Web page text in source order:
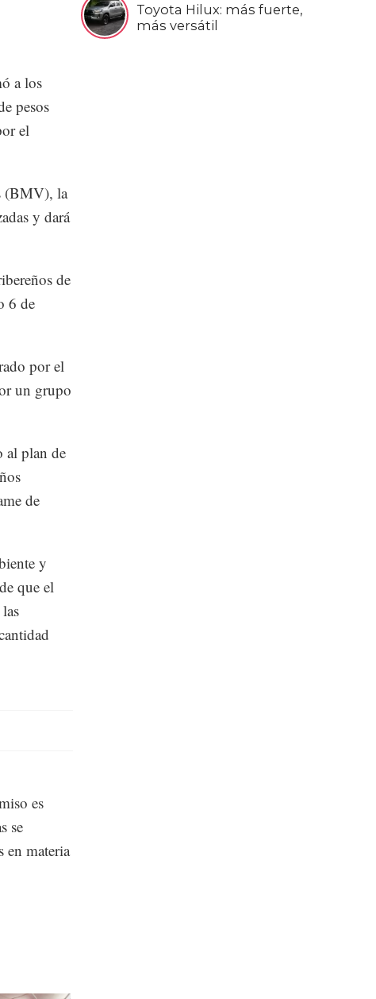
Toyota Hilux: más fuerte,
más versátil
a los
pesos
el
(BMV), la
y dará
de
6 de
por el
un grupo
al plan de
de
y
que el
es
se
en materia